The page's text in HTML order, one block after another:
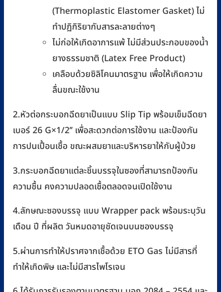
(Thermoplastic Elastomer Gasket) ไม่
ทำปฏิกิริยากับสารละลายต่างๆ
ไม่ก่อให้เกิดอาการแพ้ ไม่มีส่วนประกอบของน้ำ
ยางธรรมชาติ (Latex Free Product)
เคลือบด้วยซิลิโคนมาตรฐาน เพื่อให้เกิดความ
ลื่นขณะใช้งาน
2.หัวต่อกระบอกฉีดยาเป็นแบบ Slip Tip พร้อมเข็มฉีดยา
เบอร์ 26 G×1/2’’ เพื่อสะดวกต่อการใช้งาน และป้องกัน
การปนเปื้อนเชื้อ ขณะผสมยาและบริหารยาให้กับผู้ป่วย
3.กระบอกฉีดยาแต่ละชิ้นบรรจุในซองที่สามารถป้องกัน
ความชื้น คงความปลอดเชื้อตลอดจนเปิดใช้งาน
4.ลักษณะซองบรรจุ แบบ Wrapper pack พร้อมระบุวัน
เดือน ปี ที่ผลิต วันหมดอายุชัดเจนบนซองบรรจุ
5.ผ่านการทำให้ปราศจากเชื้อด้วย ETO Gas ไม่มีสารที่
ทำให้เกิดพิษ และไม่มีสารไพโรเจน